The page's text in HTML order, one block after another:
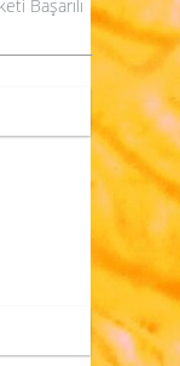
Başarılı